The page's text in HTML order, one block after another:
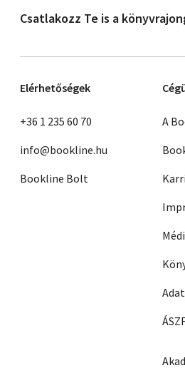
Csatlakozz Te is a
Elérhetőségek
+36 1 235 60 70
info@bookline.hu
Bookline Bolt
A